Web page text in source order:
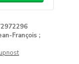
François ;